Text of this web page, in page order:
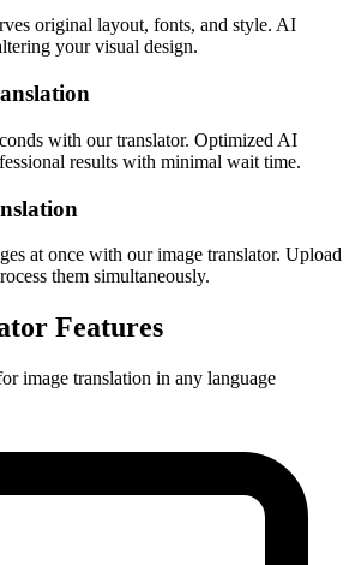
original layout, fonts, and style. AI
your visual design.
with our translator. Optimized AI
results with minimal wait time.
at once with our image translator. Upload
them simultaneously.
Features
image translation in any language